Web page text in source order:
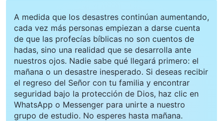
A medida que los desastres continúan aumentando,
cada vez más personas empiezan a darse cuenta
de que las profecías bíblicas no son cuentos de
hadas, sino una realidad que se desarrolla ante
nuestros ojos. Nadie sabe qué llegará primero: el
mañana o un desastre inesperado. Si deseas recibir
el regreso del Señor con tu familia y encontrar
seguridad bajo la protección de Dios, haz clic en
WhatsApp o Messenger para unirte a nuestro
grupo de estudio. No esperes hasta mañana.